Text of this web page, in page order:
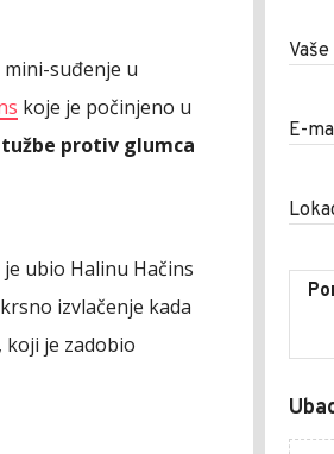
suđenje u
koje je počinjeno u
protiv glumca
ubio Halinu Hačins
izvlačenje kada
je zadobio
E-